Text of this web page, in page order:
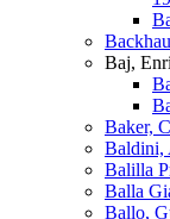
Baj,
Baker,
Baldini,
Balilla
Balla
Ballo,